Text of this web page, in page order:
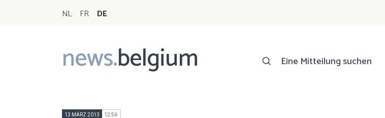
NL FR DE
news.belgium
Main
navigation
Eine Mitteilung suchen
13 MÄRZ 2013 12:56